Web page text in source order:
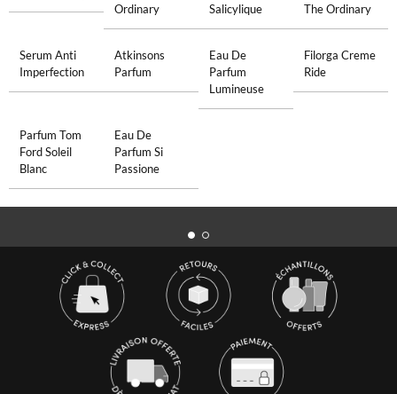
Ordinary
Salicylique
The Ordinary
Serum Anti
Imperfection
Atkinsons
Parfum
Eau De
Parfum
Lumineuse
Filorga Creme
Ride
Parfum Tom
Ford Soleil
Blanc
Eau De
Parfum Si
Passione